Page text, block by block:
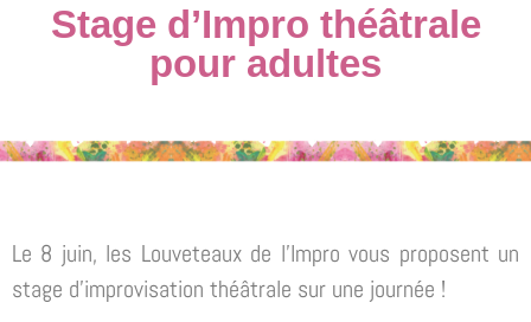
Stage d’Impro théâtrale
pour adultes
Le 8 juin, les Louveteaux de l’Impro vous proposent un
stage d’improvisation théâtrale sur une journée !